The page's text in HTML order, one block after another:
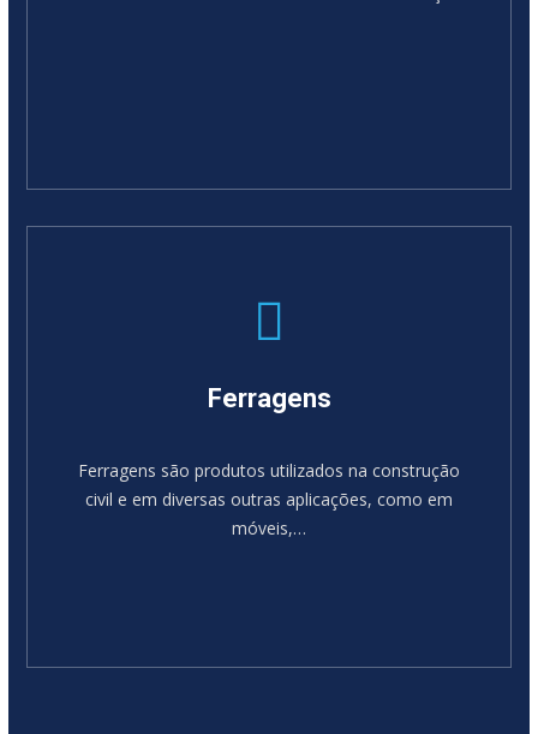
Ferragens
Ferragens são produtos utilizados na construção
civil e em diversas outras aplicações, como em
móveis,…